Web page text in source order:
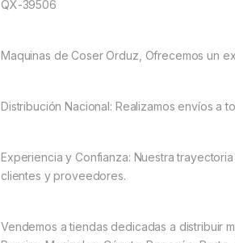
QX-39506
Maquinas de Coser Orduz, Ofrecemos un
Distribución Nacional: Realizamos envíos a
Experiencia y Confianza: Nuestra
clientes y proveedores.
Vendemos a tiendas dedicadas a distribuir